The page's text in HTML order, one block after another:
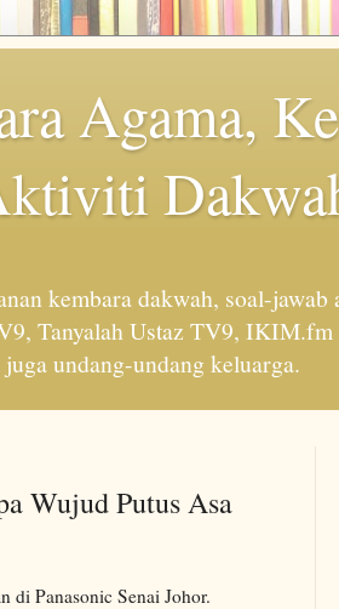
Agama,
kembara dakwah, soal-jawab
Tanyalah Ustaz TV9,
undang-undang keluarga.
Wujud Putus Asa
di Panasonic Senai Johor.